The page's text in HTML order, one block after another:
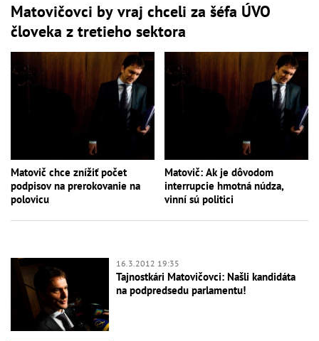
Matovičovci by vraj chceli za šéfa ÚVO
človeka z tretieho sektora
Matovič chce znížiť počet
podpisov na prerokovanie na
polovicu
Matovič: Ak je dôvodom
interrupcie hmotná núdza,
vinní sú politici
16.3.2012 19:35
Tajnostkári Matovičovci: Našli kandidáta
na podpredsedu parlamentu!